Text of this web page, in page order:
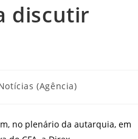
discutir
(Agência)
no plenário da autarquia, em